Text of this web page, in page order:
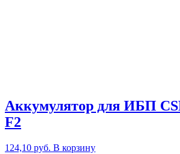
Аккумулятор для ИБП
F2
124,10 руб. В корзину